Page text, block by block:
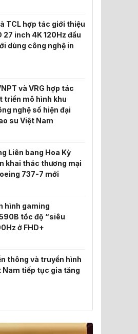
TCL hợp tác giới thiệu
27 inch 4K 120Hz đầu
dùng công nghệ in
và VRG hợp tác
triển mô hình khu
nghệ số hiện đại
su Việt Nam
Liên bang Hoa Kỳ
khai thác thương mại
737-7 mới
hình gaming
tốc độ “siêu
ở FHD+
thông và truyền hình
Nam tiếp tục gia tăng